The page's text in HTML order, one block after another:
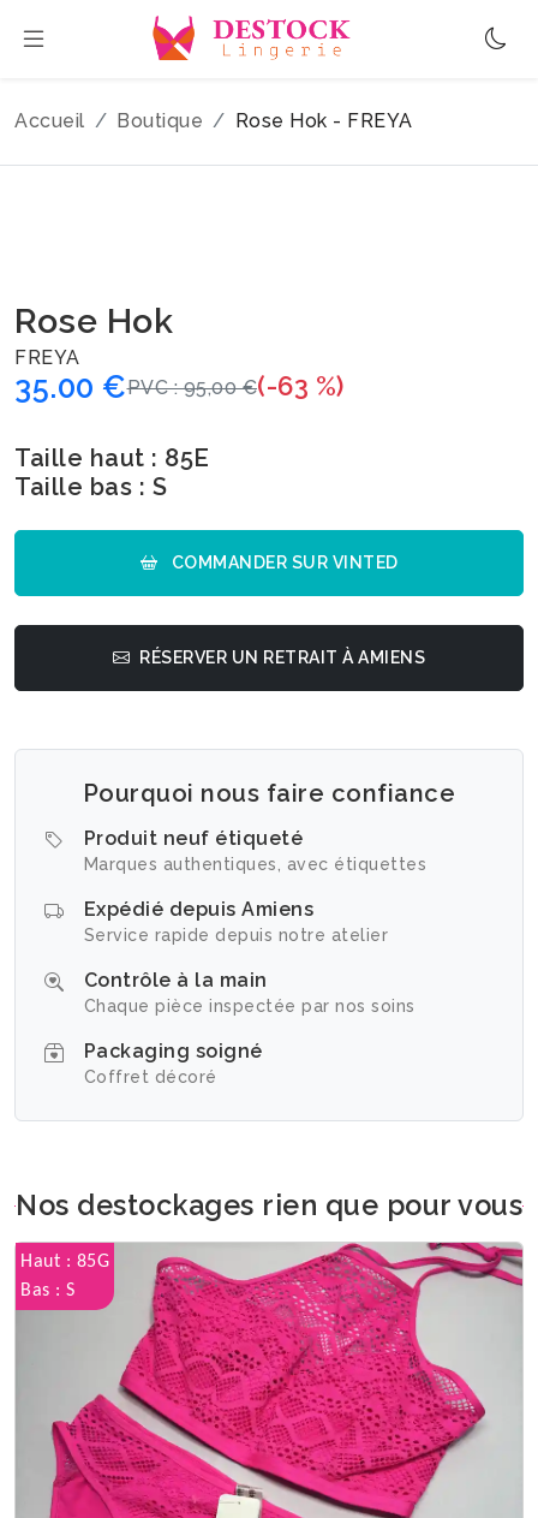
Accueil Boutique Rose Hok - FREYA
Rose Hok
FREYA
35.00 €PVC : 95,00 €(-63 %)
Taille haut : 85E
Taille bas : S
COMMANDER SUR VINTED
RÉSERVER UN RETRAIT À AMIENS
Pourquoi nous faire confiance
Produit neuf étiqueté
Marques authentiques, avec étiquettes
Expédié depuis Amiens
Service rapide depuis notre atelier
Contrôle à la main
Chaque pièce inspectée par nos soins
Packaging soigné
Coffret décoré
Nos destockages rien que pour vous
Haut : 85G
Bas : S